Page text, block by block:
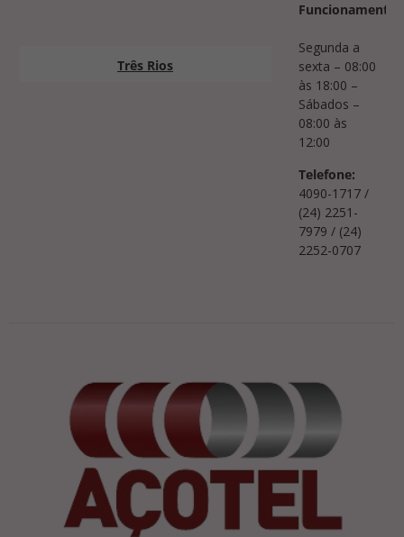
Três Rios
Funcionamento:
Segunda a
sexta – 08:00
às 18:00 –
Sábados –
08:00 às
12:00
Telefone:
4090-1717 /
(24) 2251-
7979 / (24)
2252-0707